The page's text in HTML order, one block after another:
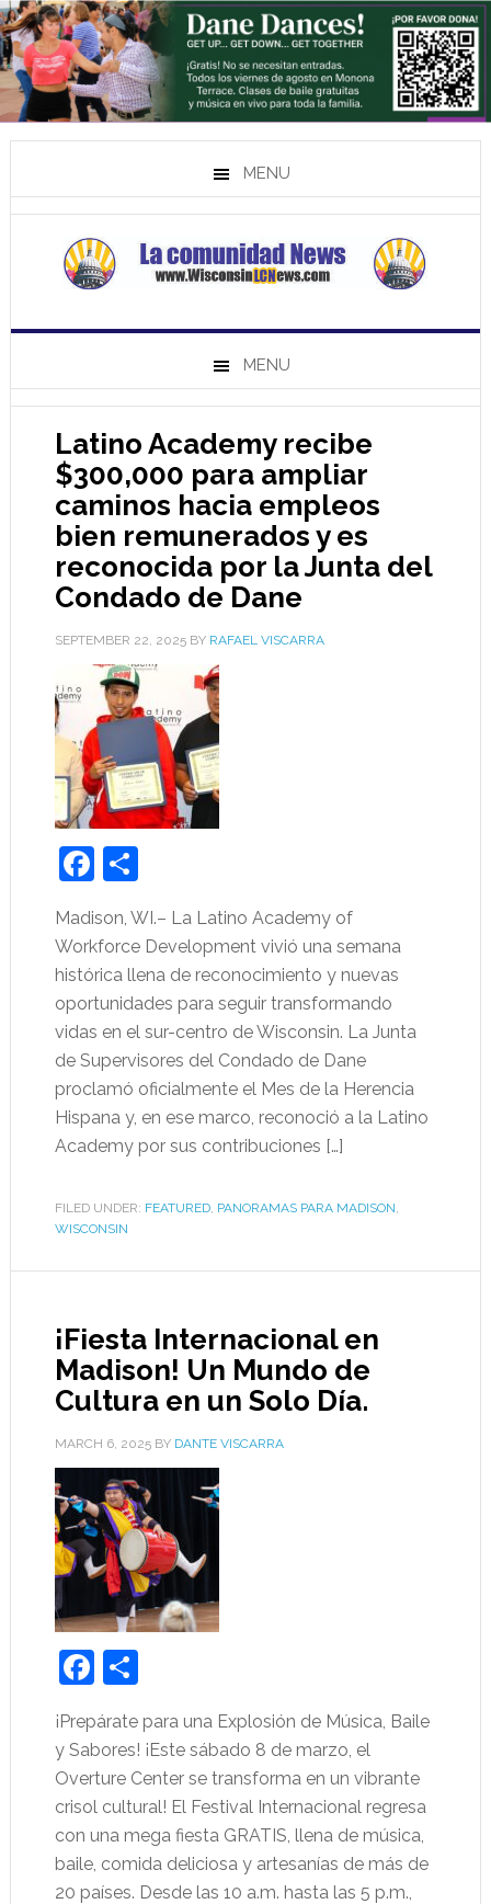
MENU
MENU
Latino Academy recibe
$300,000 para ampliar
caminos hacia empleos
bien remunerados y es
reconocida por la Junta del
Condado de Dane
SEPTEMBER 22, 2025BY RAFAEL VISCARRA
Facebook
Share
Madison, WI.– La Latino Academy of
Workforce Development vivió una semana
histórica llena de reconocimiento y nuevas
oportunidades para seguir transformando
vidas en el sur-centro de Wisconsin. La Junta
de Supervisores del Condado de Dane
proclamó oficialmente el Mes de la Herencia
Hispana y, en ese marco, reconoció a la Latino
Academy por sus contribuciones […]
FILED UNDER: FEATURED, PANORAMAS PARA MADISON,
WISCONSIN
¡Fiesta Internacional en
Madison! Un Mundo de
Cultura en un Solo Día.
MARCH 6, 2025BY DANTE VISCARRA
Facebook
Share
¡Prepárate para una Explosión de Música, Baile
y Sabores! ¡Este sábado 8 de marzo, el
Overture Center se transforma en un vibrante
crisol cultural! El Festival Internacional regresa
con una mega fiesta GRATIS, llena de música,
baile, comida deliciosa y artesanías de más de
20 países. Desde las 10 a.m. hasta las 5 p.m.,